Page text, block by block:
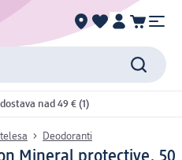
nad 49 € (1)
Deodoranti